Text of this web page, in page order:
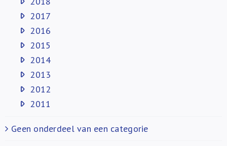
2017
2016
2015
2014
2013
2012
2011
Geen onderdeel van een categorie